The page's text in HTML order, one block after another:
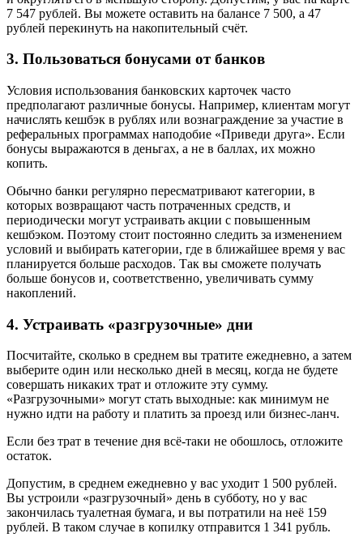
7 547 рублей. Вы можете оставить на балансе 7 500, а 47
рублей перекинуть на накопительный счёт.
3. Пользоваться бонусами от банков
Условия использования банковских карточек часто
предполагают различные бонусы. Например, клиентам могут
начислять кешбэк в рублях или вознаграждение за участие в
реферальных программах наподобие «Приведи друга». Если
бонусы выражаются в деньгах, а не в баллах, их можно
копить.
Обычно банки регулярно пересматривают категории, в
которых возвращают часть потраченных средств, и
периодически могут устраивать акции с повышенным
кешбэком. Поэтому стоит постоянно следить за изменением
условий и выбирать категории, где в ближайшее время у вас
планируется больше расходов. Так вы сможете получать
больше бонусов и, соответственно, увеличивать сумму
накоплений.
4. Устраивать «разгрузочные» дни
Посчитайте, сколько в среднем вы тратите ежедневно, а затем
выберите один или несколько дней в месяц, когда не будете
совершать никаких трат и отложите эту сумму.
«Разгрузочными» могут стать выходные: как минимум не
нужно идти на работу и платить за проезд или бизнес-ланч.
Если без трат в течение дня всё-таки не обошлось, отложите
остаток.
Допустим, в среднем ежедневно у вас уходит 1 500 рублей.
Вы устроили «разгрузочный» день в субботу, но у вас
закончилась туалетная бумага, и вы потратили на неё 159
рублей. В таком случае в копилку отправится 1 341 рубль.